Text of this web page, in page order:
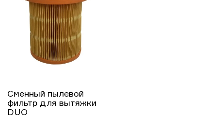
Сменный пылевой
фильтр для вытяжки
DUO